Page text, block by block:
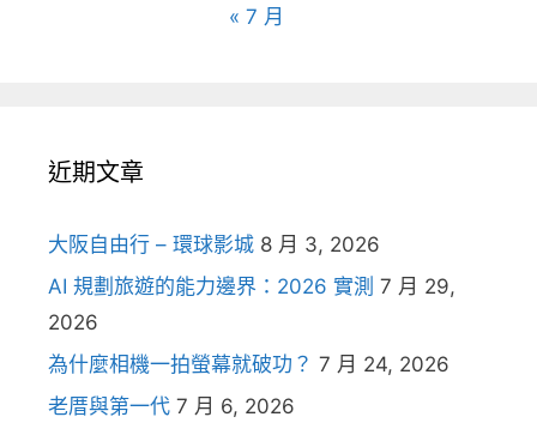
« 7 月
近期文章
大阪自由行 – 環球影城 8 月 3, 2026
AI 規劃旅遊的能力邊界：2026 實測 7 月 29,
2026
為什麼相機一拍螢幕就破功？ 7 月 24, 2026
老厝與第一代 7 月 6, 2026